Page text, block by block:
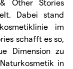
Dabei stand
im
schafft es so,
Dimension zu
in